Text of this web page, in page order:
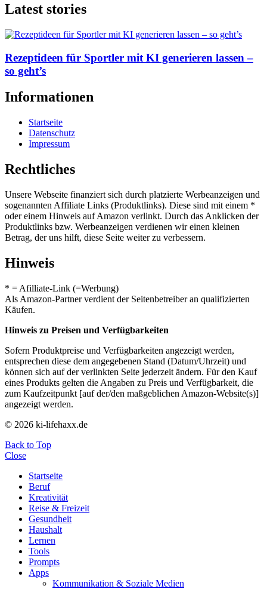
Latest stories
Rezeptideen für Sportler mit KI generieren lassen –
so geht’s
Informationen
Startseite
Datenschutz
Impressum
Rechtliches
Unsere Webseite finanziert sich durch platzierte Werbeanzeigen und
sogenannten Affiliate Links (Produktlinks). Diese sind mit einem *
oder einem Hinweis auf Amazon verlinkt. Durch das Anklicken der
Produktlinks bzw. Werbeanzeigen verdienen wir einen kleinen
Betrag, der uns hilft, diese Seite weiter zu verbessern.
Hinweis
* = Afilliate-Link (=Werbung)
Als Amazon-Partner verdient der Seitenbetreiber an qualifizierten
Käufen.
Hinweis zu Preisen und Verfügbarkeiten
Sofern Produktpreise und Verfügbarkeiten angezeigt werden,
entsprechen diese dem angegebenen Stand (Datum/Uhrzeit) und
können sich auf der verlinkten Seite jederzeit ändern. Für den Kauf
eines Produkts gelten die Angaben zu Preis und Verfügbarkeit, die
zum Kaufzeitpunkt [auf der/den maßgeblichen Amazon-Website(s)]
angezeigt werden.
© 2026 ki-lifehaxx.de
Back to Top
Close
Startseite
Beruf
Kreativität
Reise & Freizeit
Gesundheit
Haushalt
Lernen
Tools
Prompts
Apps
Kommunikation & Soziale Medien